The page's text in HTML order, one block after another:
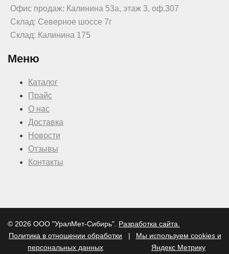
Офис продаж: Калинина 53а, этаж 3, оф.307
Склад: Северное шоссе 7г
Склад: Калинина 175
Меню
Каталог
Прайс
О нас
Доставка
Новости
Отзывы
Контакты
© 2026 ООО "УралМет-Сибирь". Разработка сайта.
Политика в отношении обработки
персональных данных
|
Мы используем cookies и
Яндекс Метрику